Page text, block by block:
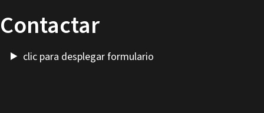
Contactar
clic para desplegar formulario